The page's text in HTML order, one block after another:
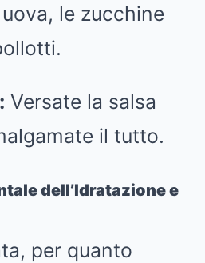
le zucchine
Versate la salsa
il tutto.
dell’Idratazione e
per quanto